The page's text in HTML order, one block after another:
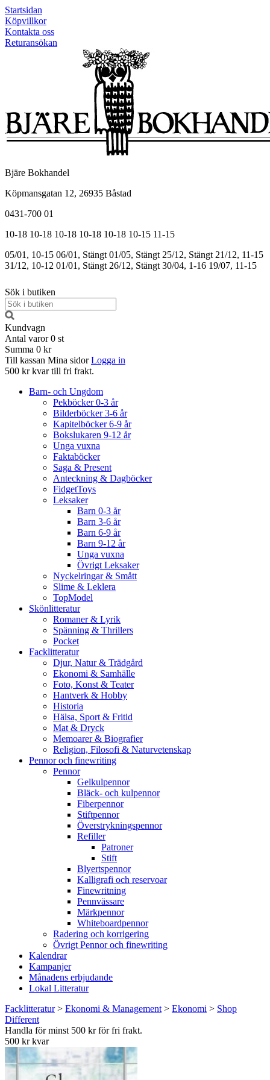
Startsidan
Köpvillkor
Kontakta oss
Returansökan
Bjäre Bokhandel
Köpmansgatan 12, 26935 Båstad
0431-700 01
10-18 10-18 10-18 10-18 10-18 10-15 11-15
05/01, 10-15 06/01, Stängt 01/05, Stängt 25/12, Stängt 21/12, 11-15
31/12, 10-12 01/01, Stängt 26/12, Stängt 30/04, 1-16 19/07, 11-15
Sök i butiken
Kundvagn
Antal varor 0 st
Summa 0 kr
Till kassan Mina sidor Logga in
500 kr kvar till fri frakt.
Barn- och Ungdom
Pekböcker 0-3 år
Bilderböcker 3-6 år
Kapitelböcker 6-9 år
Bokslukaren 9-12 år
Unga vuxna
Faktaböcker
Saga & Present
Anteckning & Dagböcker
FidgetToys
Leksaker
Barn 0-3 år
Barn 3-6 år
Barn 6-9 år
Barn 9-12 år
Unga vuxna
Övrigt Leksaker
Nyckelringar & Smått
Slime & Leklera
TopModel
Skönlitteratur
Romaner & Lyrik
Spänning & Thrillers
Pocket
Facklitteratur
Djur, Natur & Trädgård
Ekonomi & Samhälle
Foto, Konst & Teater
Hantverk & Hobby
Historia
Hälsa, Sport & Fritid
Mat & Dryck
Memoarer & Biografier
Religion, Filosofi & Naturvetenskap
Pennor och finewriting
Pennor
Gelkulpennor
Bläck- och kulpennor
Fiberpennor
Stiftpennor
Överstrykningspennor
Refiller
Patroner
Stift
Blyertspennor
Kalligrafi och reservoar
Finewritning
Pennvässare
Märkpennor
Whiteboardpennor
Radering och korrigering
Övrigt Pennor och finewriting
Kalendrar
Kampanjer
Månadens erbjudande
Lokal Litteratur
Facklitteratur> Ekonomi & Management > Ekonomi > Shop
Different
Handla för minst 500 kr för fri frakt.
500 kr kvar